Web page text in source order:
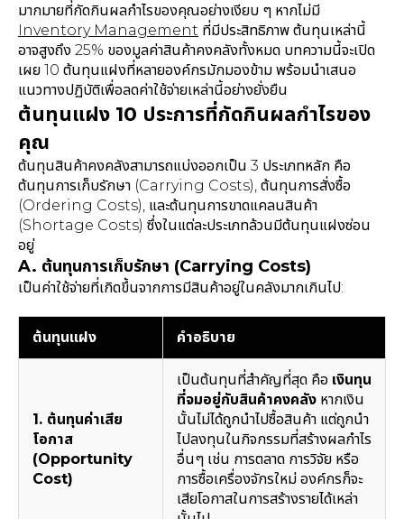
มากมายที่กัดกินผลกำไรของคุณอย่างเงียบ ๆ หากไม่มี
Inventory Management ที่มีประสิทธิภาพ ต้นทุนเหล่านี้
อาจสูงถึง 25% ของมูลค่าสินค้าคงคลังทั้งหมด บทความนี้จะเปิด
เผย 10 ต้นทุนแฝงที่หลายองค์กรมักมองข้าม พร้อมนำเสนอ
แนวทางปฏิบัติเพื่อลดค่าใช้จ่ายเหล่านี้อย่างยั่งยืน
ต้นทุนแฝง 10 ประการที่กัดกินผลกำไรของ
คุณ
ต้นทุนสินค้าคงคลังสามารถแบ่งออกเป็น 3 ประเภทหลัก คือ
ต้นทุนการเก็บรักษา (Carrying Costs), ต้นทุนการสั่งซื้อ
(Ordering Costs), และต้นทุนการขาดแคลนสินค้า
(Shortage Costs) ซึ่งในแต่ละประเภทล้วนมีต้นทุนแฝงซ่อน
อยู่
A. ต้นทุนการเก็บรักษา (Carrying Costs)
เป็นค่าใช้จ่ายที่เกิดขึ้นจากการมีสินค้าอยู่ในคลังมากเกินไป:
ต้นทุนแฝง คำอธิบาย
1. ต้นทุนค่าเสีย
โอกาส
(Opportunity
Cost)
เป็นต้นทุนที่สำคัญที่สุด คือ เงินทุน
ที่จมอยู่กับสินค้าคงคลัง หากเงิน
นั้นไม่ได้ถูกนำไปซื้อสินค้า แต่ถูกนำ
ไปลงทุนในกิจกรรมที่สร้างผลกำไร
อื่นๆ เช่น การตลาด การวิจัย หรือ
การซื้อเครื่องจักรใหม่ องค์กรก็จะ
เสียโอกาสในการสร้างรายได้เหล่า